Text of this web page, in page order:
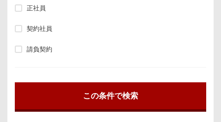
正社員
契約社員
請負契約